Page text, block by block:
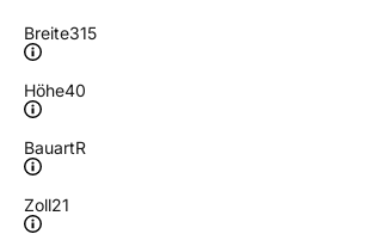
Breite315
Höhe40
BauartR
Zoll21